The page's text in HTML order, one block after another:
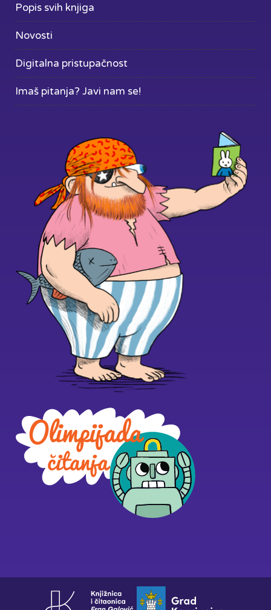
Popis svih knjiga
Novosti
Digitalna pristupačnost
Imaš pitanja? Javi nam se!